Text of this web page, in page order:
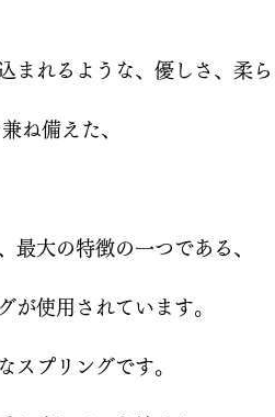
まれるような、優しさ、柔
ね備えた、
最大の特徴の一つである、
が使用されています。
スプリングです。